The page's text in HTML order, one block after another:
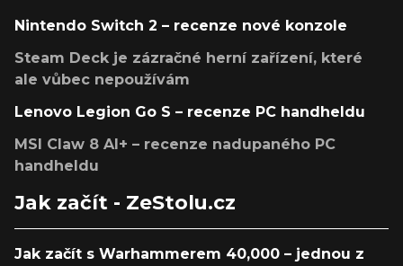
Nintendo Switch 2 – recenze nové konzole
Steam Deck je zázračné herní zařízení, které
ale vůbec nepoužívám
Lenovo Legion Go S – recenze PC handheldu
MSI Claw 8 AI+ – recenze nadupaného PC
handheldu
Jak začít - ZeStolu.cz
Jak začít s Warhammerem 40,000 – jednou z